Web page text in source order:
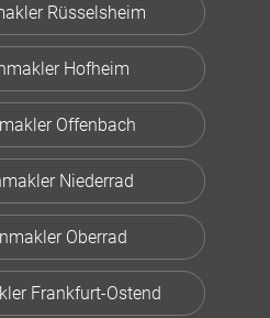
Rüsselsheim
Hofheim
Offenbach
Niederrad
Oberrad
Frankfurt-Ostend